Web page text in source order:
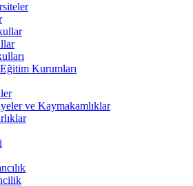
Kurumları
ve Kaymakamlıklar